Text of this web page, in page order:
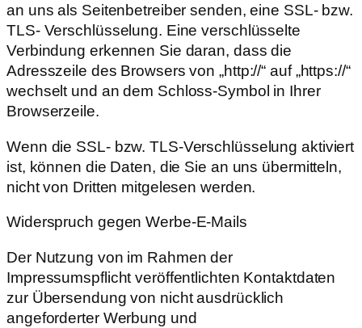
an uns als Seitenbetreiber senden, eine SSL- bzw.
TLS- Verschlüsselung. Eine verschlüsselte
Verbindung erkennen Sie daran, dass die
Adresszeile des Browsers von „http://“ auf „https://“
wechselt und an dem Schloss-Symbol in Ihrer
Browserzeile.
Wenn die SSL- bzw. TLS-Verschlüsselung aktiviert
ist, können die Daten, die Sie an uns übermitteln,
nicht von Dritten mitgelesen werden.
Widerspruch gegen Werbe-E-Mails
Der Nutzung von im Rahmen der
Impressumspflicht veröffentlichten Kontaktdaten
zur Übersendung von nicht ausdrücklich
angeforderter Werbung und